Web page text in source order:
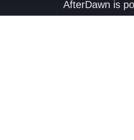
AfterDawn is